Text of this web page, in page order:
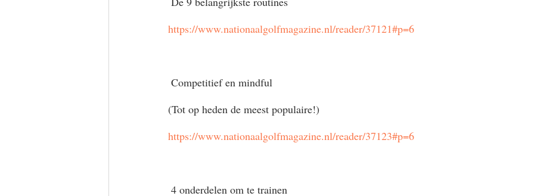
https://www.nationaalgolfmagazine.nl/reader/37121#p=6
Competitief en mindful
(Tot op heden de meest populaire!)
https://www.nationaalgolfmagazine.nl/reader/37123#p=6
4 onderdelen om te trainen